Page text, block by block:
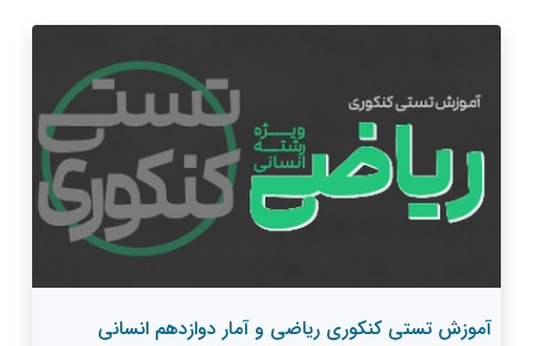
آموزش تستی کنکوری ریاضی و آمار دوازدهم انسانی